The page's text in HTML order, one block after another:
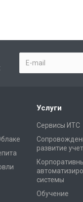
Услуги
Сервисы ИТС
развитие
системы
Обучение